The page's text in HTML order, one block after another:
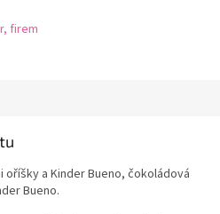
firem
a Kinder Bueno, čokoládová
Bueno.